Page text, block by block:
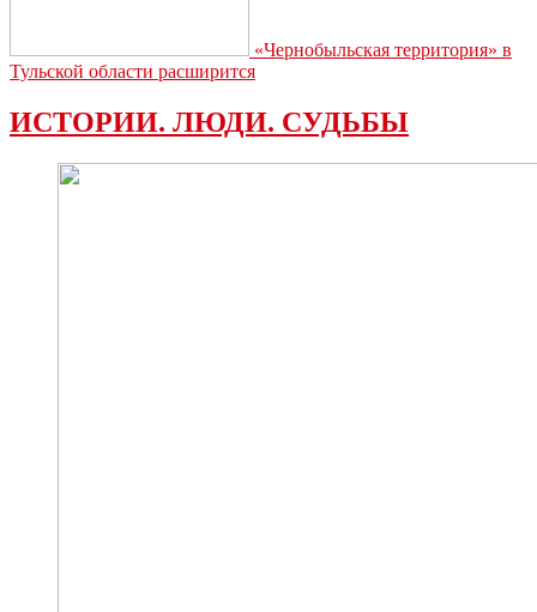
«Чернобыльская территория» в
Тульской области расширится
ИСТОРИИ. ЛЮДИ. СУДЬБЫ